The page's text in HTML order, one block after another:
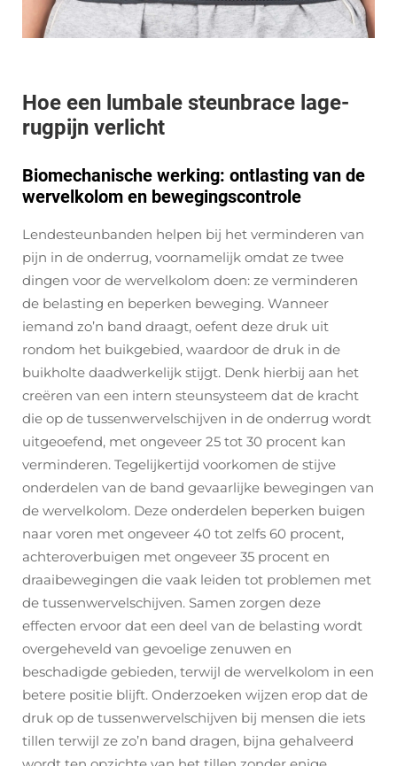
Hoe een lumbale steunbrace lage-
rugpijn verlicht
Biomechanische werking: ontlasting van de
wervelkolom en bewegingscontrole
Lendesteunbanden helpen bij het verminderen van
pijn in de onderrug, voornamelijk omdat ze twee
dingen voor de wervelkolom doen: ze verminderen
de belasting en beperken beweging. Wanneer
iemand zo’n band draagt, oefent deze druk uit
rondom het buikgebied, waardoor de druk in de
buikholte daadwerkelijk stijgt. Denk hierbij aan het
creëren van een intern steunsysteem dat de kracht
die op de tussenwervelschijven in de onderrug wordt
uitgeoefend, met ongeveer 25 tot 30 procent kan
verminderen. Tegelijkertijd voorkomen de stijve
onderdelen van de band gevaarlijke bewegingen van
de wervelkolom. Deze onderdelen beperken buigen
naar voren met ongeveer 40 tot zelfs 60 procent,
achteroverbuigen met ongeveer 35 procent en
draaibewegingen die vaak leiden tot problemen met
de tussenwervelschijven. Samen zorgen deze
effecten ervoor dat een deel van de belasting wordt
overgeheveld van gevoelige zenuwen en
beschadigde gebieden, terwijl de wervelkolom in een
betere positie blijft. Onderzoeken wijzen erop dat de
druk op de tussenwervelschijven bij mensen die iets
tillen terwijl ze zo’n band dragen, bijna gehalveerd